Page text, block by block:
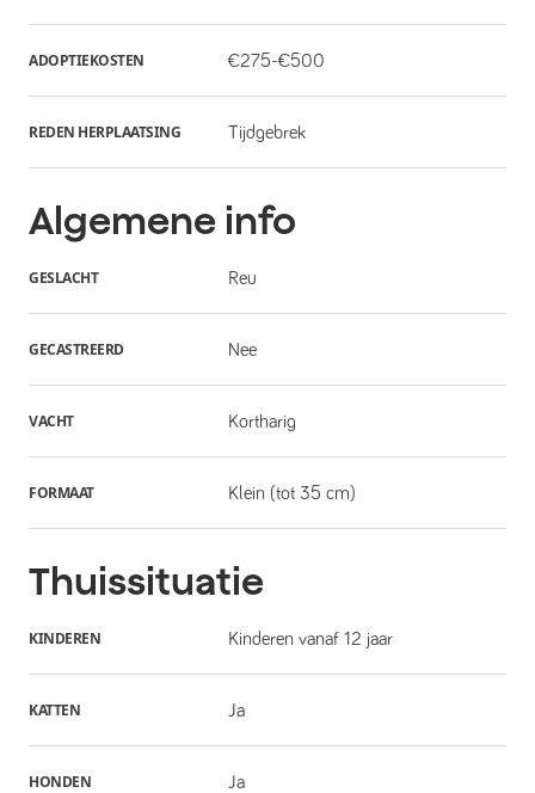
ADOPTIEKOSTEN €275-€500
REDEN HERPLAATSING Tijdgebrek
Algemene info
GESLACHT Reu
GECASTREERD Nee
VACHT Kortharig
FORMAAT Klein (tot 35 cm)
Thuissituatie
KINDEREN Kinderen vanaf 12 jaar
KATTEN Ja
HONDEN Ja